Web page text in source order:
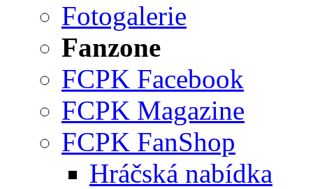
Fotogalerie
Fanzone
FCPK Facebook
FCPK Magazine
FCPK FanShop
Hráčská nabídka